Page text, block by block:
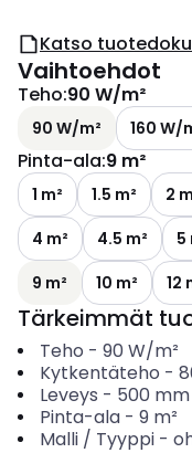
Katso
Vaihtoehdot
Teho:90 W/m²
90 W/m² 160 W/
Pinta-ala:9 m²
1 m² 1.5 m² 2
4 m²
4.5 m² 5
9 m²
10 m² 12
Tärkeimmät
Teho - 90 W/m²
Kytkentäteho -
Leveys - 500 mm
Pinta-ala- 9 m²
Malli / Tyyppi-